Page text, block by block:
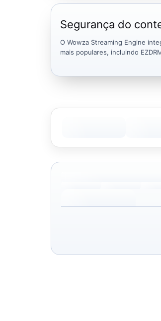
Segurança do
O Wowza Streaming Engine
mais populares, incluindo